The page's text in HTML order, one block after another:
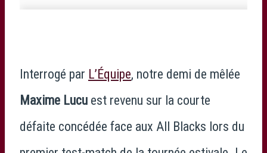
Interrogé par L’Équipe, notre demi de mêlée
Maxime Lucu est revenu sur la courte
défaite concédée face aux All Blacks lors du